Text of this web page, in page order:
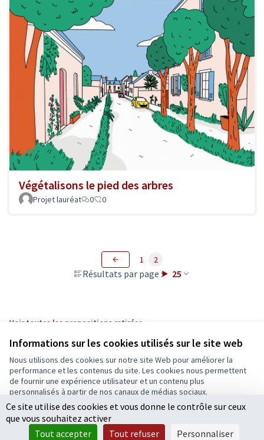
Informations sur les cookies utilisés sur le site web
Nous utilisons des cookies sur notre site Web pour améliorer la
performance et les contenus du site. Les cookies nous permettent
de fournir une expérience utilisateur et un contenu plus
personnalisés à partir de nos canaux de médias sociaux.
Tout accepter
Accepter seulement les cookies essentiels
Végétalisons le pied des arbres
Projet lauréat 0 0
Résultats par page : 25
1 2
Voir toutes les propositions retirées
Conditions d'utilisation
Paramètres des cookies
Ecrivons Angers sur X
(Lien externe)
Ecrivons Angers sur Facebook
(Lien externe)
Ce site utilise des cookies et vous donne le contrôle sur ceux
que vous souhaitez activer
Tout accepter
Tout refuser Personnaliser